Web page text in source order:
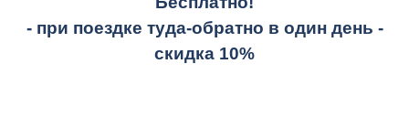
- при поездке туда-обратно в один день -
скидка 10%